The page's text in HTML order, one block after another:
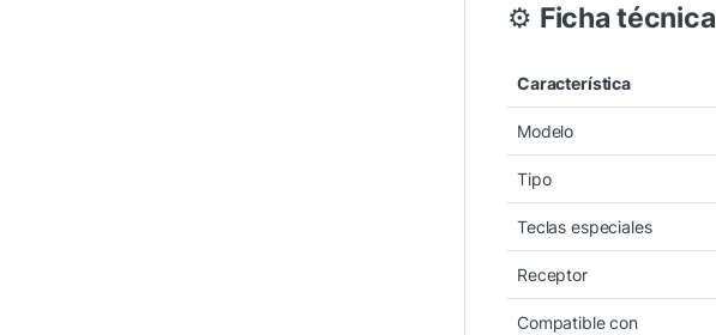
⚙️ Ficha técnica
Característica
Modelo
Tipo
Teclas especiales
Receptor
Compatible con